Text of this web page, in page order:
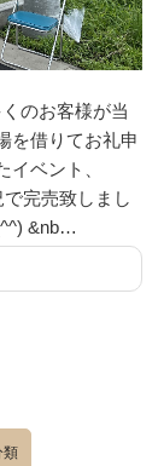
のお客様が当
を借りてお礼申
ベント、
で完売致しまし
&nb…
類